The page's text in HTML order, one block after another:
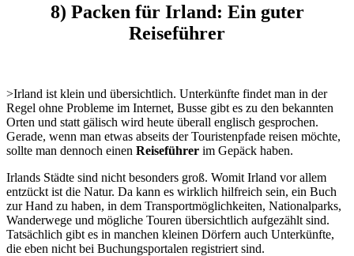
8) Packen für Irland: Ein guter
Reiseführer
>Irland ist klein und übersichtlich. Unterkünfte findet man in der
Regel ohne Probleme im Internet, Busse gibt es zu den bekannten
Orten und statt gälisch wird heute überall englisch gesprochen.
Gerade, wenn man etwas abseits der Touristenpfade reisen möchte,
sollte man dennoch einen Reiseführer im Gepäck haben.
Irlands Städte sind nicht besonders groß. Womit Irland vor allem
entzückt ist die Natur. Da kann es wirklich hilfreich sein, ein Buch
zur Hand zu haben, in dem Transportmöglichkeiten, Nationalparks,
Wanderwege und mögliche Touren übersichtlich aufgezählt sind.
Tatsächlich gibt es in manchen kleinen Dörfern auch Unterkünfte,
die eben nicht bei Buchungsportalen registriert sind.